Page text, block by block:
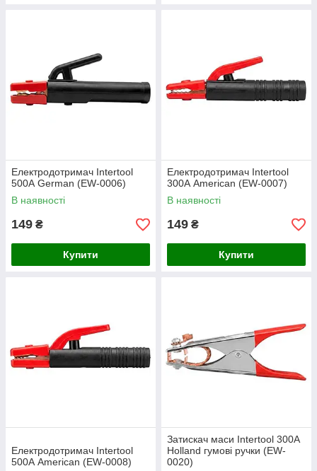
Електродотримач Intertool
500А German (EW-0006)
В наявності
149 ₴
Купити
Електродотримач Intertool
300А American (EW-0007)
В наявності
149 ₴
Купити
Електродотримач Intertool
500А American (EW-0008)
Затискач маси Intertool 300А
Holland гумові ручки (EW-
0020)